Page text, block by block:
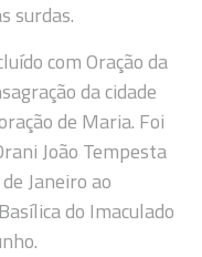
surdas.
com Oração da
da cidade
de Maria. Foi
João Tempesta
Janeiro ao
do Imaculado